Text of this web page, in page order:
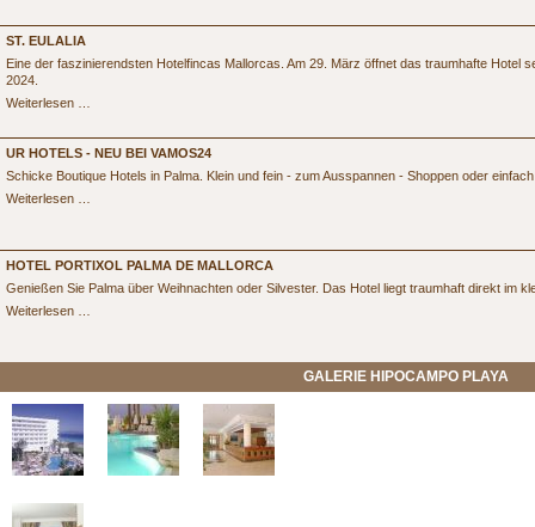
ST. EULALIA
Eine der faszinierendsten Hotelfincas Mallorcas. Am 29. März öffnet das traumhafte Hotel
2024.
Weiterlesen …
UR HOTELS - NEU BEI VAMOS24
Schicke Boutique Hotels in Palma. Klein und fein - zum Ausspannen - Shoppen oder
Weiterlesen …
Neu
bei
vamos24
HOTEL PORTIXOL PALMA DE MALLORCA
Genießen Sie Palma über Weihnachten oder Silvester. Das Hotel liegt traumhaft direkt im
Weiterlesen …
de
GALERIE HIPOCAMPO PLAYA